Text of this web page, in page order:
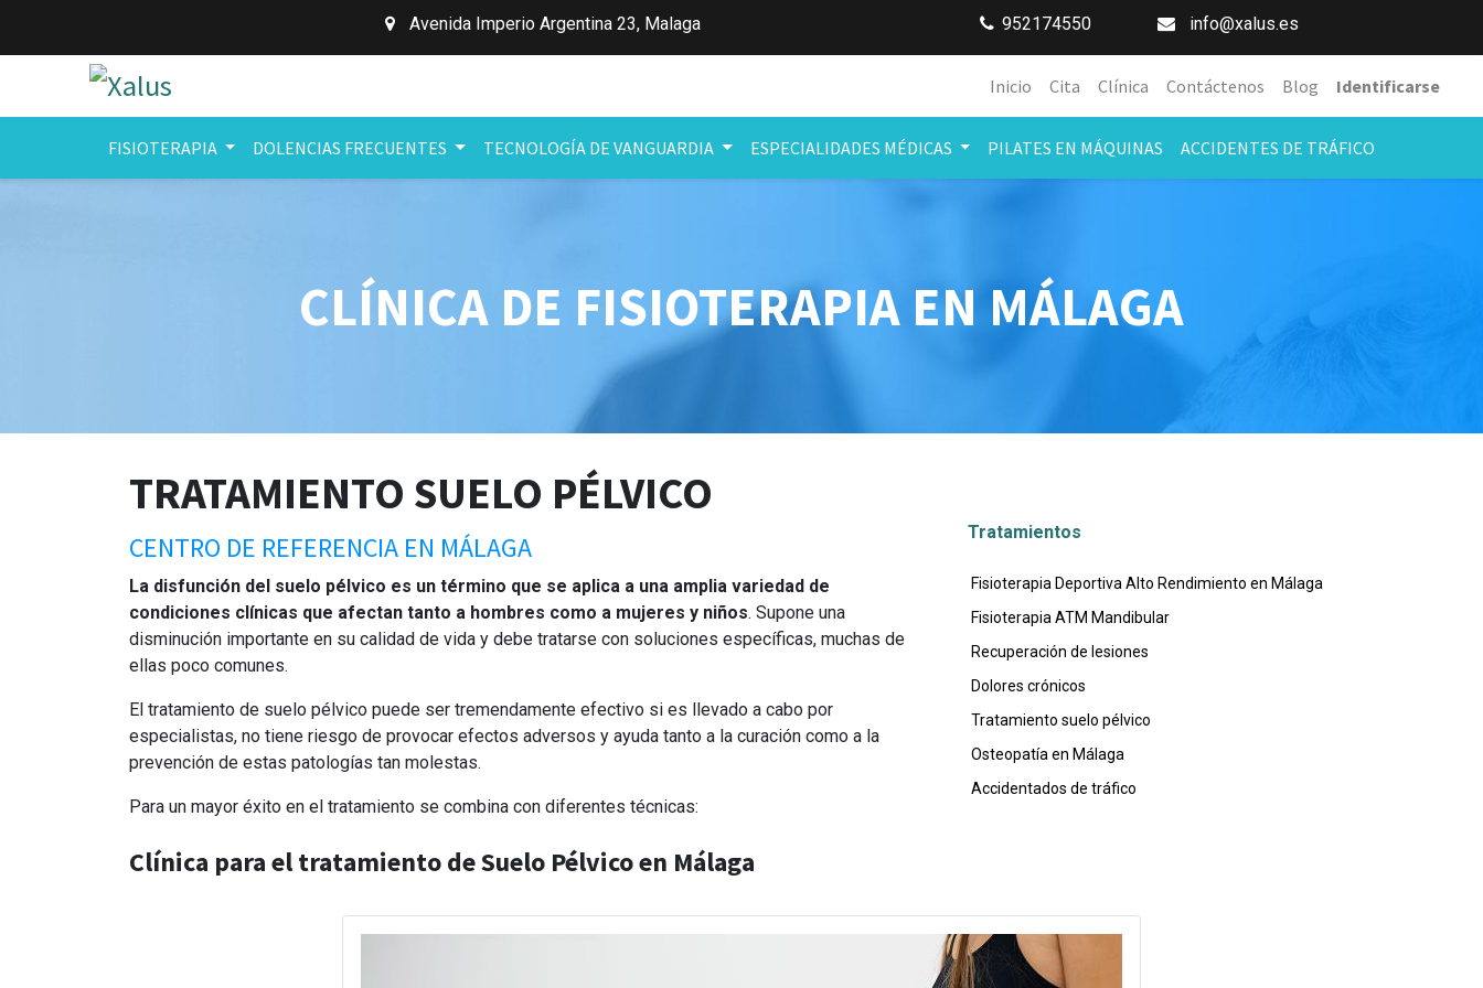
Avenida Imperio Argentina 23, Malaga 952174550 info@xalus.es
Inicio Cita Clínica Contáctenos Blog Identificarse
FISIOTERAPIA DOLENCIAS FRECUENTES TECNOLOGÍA DE VANGUARDIA ESPECIALIDADES MÉDICAS PILATES EN MÁQUINAS ACCIDENTES DE TRÁFICO
CLÍNICA DE FISIOTERAPIA EN MÁLAGA
TRATAMIENTO SUELO PÉLVICO
CENTRO DE REFERENCIA EN MÁLAGA
La disfunción del suelo pélvico es un término que se aplica a una amplia variedad de
condiciones clínicas que afectan tanto a hombres como a mujeres y niños. Supone una
disminución importante en su calidad de vida y debe tratarse con soluciones específicas, muchas de
ellas poco comunes.
El tratamiento de suelo pélvico puede ser tremendamente efectivo si es llevado a cabo por
especialistas, no tiene riesgo de provocar efectos adversos y ayuda tanto a la curación como a la
prevención de estas patologías tan molestas.
Para un mayor éxito en el tratamiento se combina con diferentes técnicas:
Clínica para el tratamiento de Suelo Pélvico en Málaga
Tratamientos
Fisioterapia Deportiva Alto Rendimiento en Málaga
Fisioterapia ATM Mandibular
Recuperación de lesiones
Dolores crónicos
Tratamiento suelo pélvico
Osteopatía en Málaga
Accidentados de tráfico